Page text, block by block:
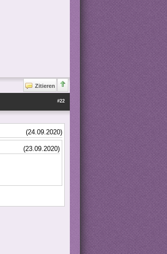
Zitieren
#22
(24.09.2020)
(23.09.2020)